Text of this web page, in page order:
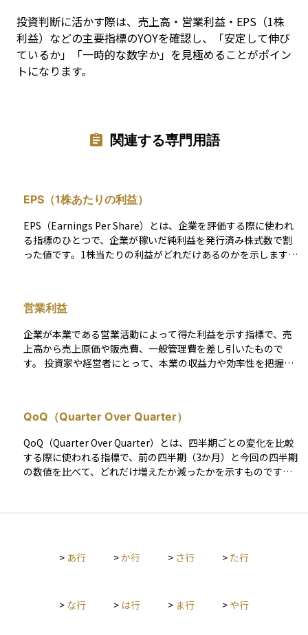
投資判断に活かす際は、売上高・営業利益・EPS（1株
利益）などの主要指標のYOYを確認し、「安定して伸び
ているか」「一時的な数字か」を見極めることがポイン
トになります。
関連する専門用語
EPS（1株あたりの利益）
EPS（Earnings Per Share）とは、企業を評価する際に使われ
る指標のひとつで、企業が稼いだ純利益を発行済み株式数で割
った値です。1株当たりの利益がどれだけあるのかを示します。
す。
営業利益
企業が本業である営業活動によって得た利益を示す指標で、売
上高から売上原価や販売費、一般管理費を差し引いたもので
す。 投資家や経営者にとって、本業の収益力や効率性を把握す
QoQ（Quarter Over Quarter）
QoQ（Quarter Over Quarter）とは、四半期ごとの変化を比較
する際に使われる指標で、前の四半期（3か月）と今回の四半期
の数値を比べて、どれだけ増えたか減ったかを示すものです。
きに使われます。たとえば、第1四半期の売上が100億円、第2
の影響が少ない業種やデータの分析に効果的です。ただし、季
> あ行 >か行 > さ行 > た行
> な行 > は行 > ま行 > や行